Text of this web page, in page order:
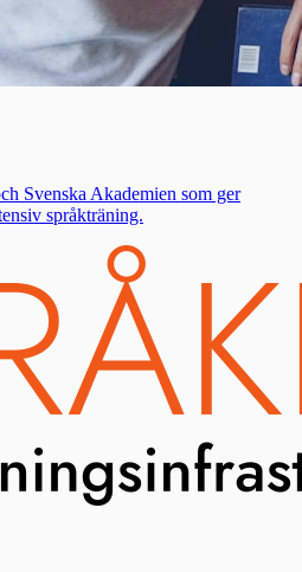
Svenska Akademien som ger
språkträning.